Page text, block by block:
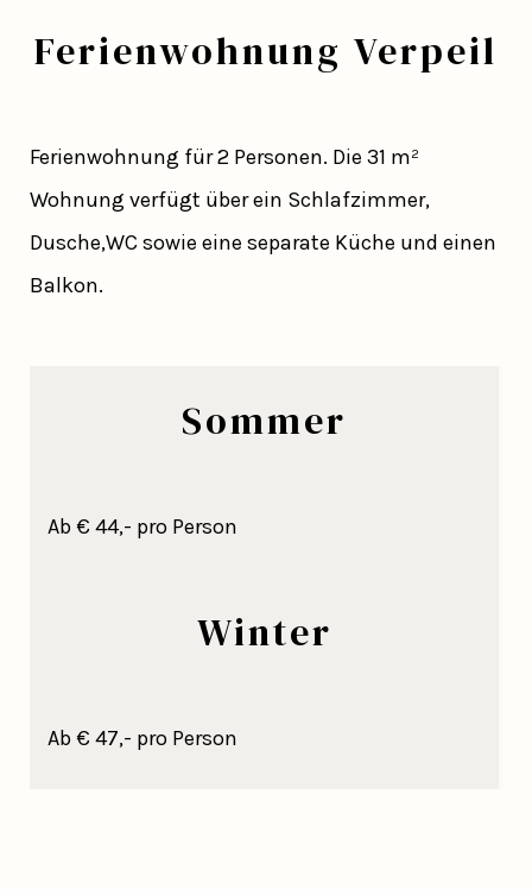
Ferienwohnung Verpeil
Ferienwohnung für 2 Personen. Die 31 m²
Wohnung verfügt über ein Schlafzimmer,
Dusche,WC sowie eine separate Küche und einen
Balkon.
Sommer
Ab € 44,- pro Person
Winter
Ab € 47,- pro Person